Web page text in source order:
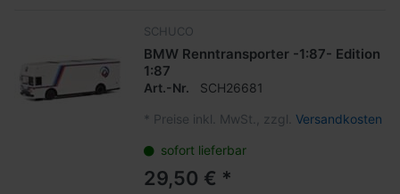
SCHUCO
BMW Renntransporter -1:87- Edition
1:87
Art.-Nr. SCH26681
* Preise inkl. MwSt., zzgl. Versandkosten
sofort lieferbar
29,50 € *